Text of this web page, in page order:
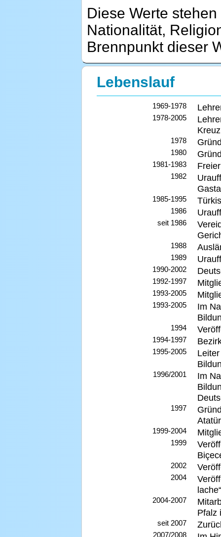
Diese Werte
Nationalität,
Brennpunkt dieser
Lebenslauf
1969-1978
1978-2005
1978
1980
1981-1983
1982
1985-1995
1986
seit 1986
1988
1989
1990-2002
1992-1997
1993-2005
1993-2005
Im
1994
1994-1997
1995-2005
1996/2001
Im
1997
1999-2004
1999
2002
2004
lache“
2004-2007
Pfalz
seit 2007
2007/2008